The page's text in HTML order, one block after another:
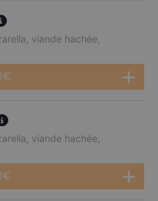
viande hachée,
€
viande hachée,
€